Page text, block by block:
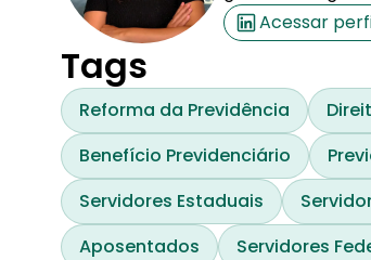
Acessar
Tags
Reforma da Previdência
Benefício Previdenciário
Servidores Estaduais
Aposentados
Servidores